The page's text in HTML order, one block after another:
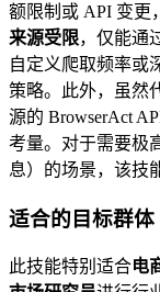
额限制或 API 变更
来源受限，仅能通
自定义爬取频率或
策略。此外，虽然
源的 BrowserAct
考量。对于需要极
息）的场景，该技
适合的目标群体
此技能特别适合电